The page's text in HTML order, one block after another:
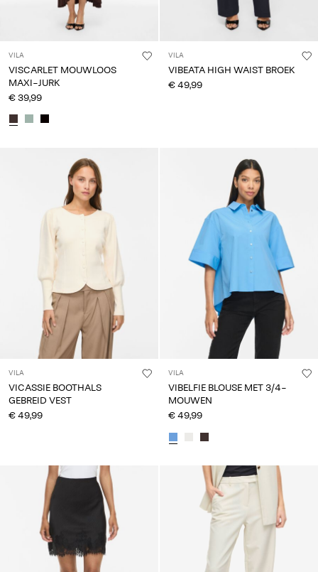
VILA
VISCARLET MOUWLOOS
MAXI-JURK
€ 39,99
VILA
VIBEATA HIGH WAIST BROEK
€ 49,99
VILA
VICASSIE BOOTHALS
GEBREID VEST
€ 49,99
VILA
VIBELFIE BLOUSE MET 3/4-
MOUWEN
€ 49,99